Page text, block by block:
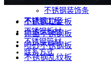
不锈钢装饰条
不锈钢工程
不锈钢板材
不锈钢管材
联系方式
不锈钢拉丝板
镜面不锈钢板
喷砂不锈钢板
不锈钢乱纹板